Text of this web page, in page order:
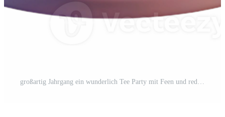
großartig Jahrgang ein wunderlich Tee Party mit Feen und reden Tiere, Sanft und wunderlich Beleuchtung, Kinder- Buch Illustration Stil exklusiv Pro PNG